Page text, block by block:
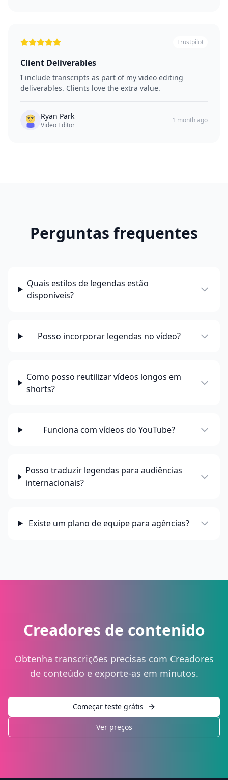
Trustpilot
Client Deliverables
I include transcripts as part of my video editing
deliverables. Clients love the extra value.
Ryan Park
Video Editor
1 month ago
Perguntas frequentes
Quais estilos de legendas estão
disponíveis?
Posso incorporar legendas no vídeo?
Como posso reutilizar vídeos longos em
shorts?
Funciona com vídeos do YouTube?
Posso traduzir legendas para audiências
internacionais?
Existe um plano de equipe para agências?
Creadores de contenido
Obtenha transcrições precisas com Creadores
de conteúdo e exporte-as em minutos.
Começar teste grátis
Ver preços